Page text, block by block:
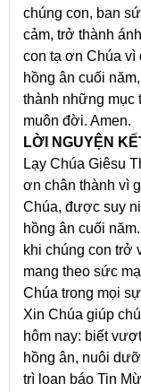
chúng con, ban
cảm, trở thành
con tạ ơn Chúa vì
hồng ân cuối
thành những mục
muôn đời. Amen.
LỜI NGUYỆN
Lạy Chúa Giêsu
ơn chân thành vì
Chúa, được suy
hồng ân cuối
khi chúng con trở
mang theo sức
Chúa trong mọi
Xin Chúa giúp
hôm nay: biết
hồng ân, nuôi
trì loan báo Tin